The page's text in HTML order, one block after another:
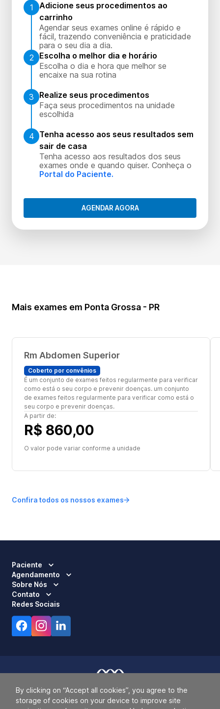
By clicking on “Accept all cookies”, you agree to the
storage of cookies on your device to improve site
1
Adicione seus procedimentos ao
carrinho
Agendar seus exames online é rápido e
fácil, trazendo conveniência e praticidade
para o seu dia a dia.
2
Escolha o melhor dia e horário
Escolha o dia e hora que melhor se
encaixe na sua rotina
3
Realize seus procedimentos
Faça seus procedimentos na unidade
escolhida
4 Tenha acesso aos seus resultados sem
sair de casa
Tenha acesso aos resultados dos seus
exames onde e quando quiser. Conheça o
Portal do Paciente.
AGENDAR AGORA
Mais exames em Ponta Grossa - PR
Rm Abdomen Superior
Coberto por convênios
É um conjunto de exames feitos regularmente para verificar
como está o seu corpo e prevenir doenças. um conjunto
de exames feitos regularmente para verificar como está o
seu corpo e prevenir doenças.
A partir de:
R$ 860,00
O valor pode variar conforme a unidade
Confira todos os nossos exames
Paciente
Agendamento
Sobre Nós
Contato
Redes Sociais
Responsável Técnico:
Dra. Luci Mara Barbiero – CRM 120.433/SP
2026 ALLIANÇA. TODOS OS DIREITOS RESERVADOS.